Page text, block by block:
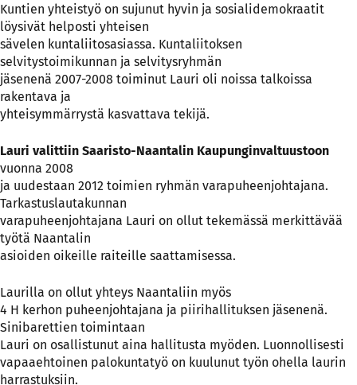
Kuntien yhteistyö on sujunut hyvin ja sosialidemokraatit
löysivät helposti yhteisen
sävelen kuntaliitosasiassa. Kuntaliitoksen
selvitystoimikunnan ja selvitysryhmän
jäsenenä 2007-2008 toiminut Lauri oli noissa talkoissa
rakentava ja
yhteisymmärrystä kasvattava tekijä.
Lauri valittiin Saaristo-Naantalin Kaupunginvaltuustoon
vuonna 2008
ja uudestaan 2012 toimien ryhmän varapuheenjohtajana.
Tarkastuslautakunnan
varapuheenjohtajana Lauri on ollut tekemässä merkittävää
työtä Naantalin
asioiden oikeille raiteille saattamisessa.
Laurilla on ollut yhteys Naantaliin myös
4 H kerhon puheenjohtajana ja piirihallituksen jäsenenä.
Sinibarettien toimintaan
Lauri on osallistunut aina hallitusta myöden. Luonnollisesti
vapaaehtoinen palokuntatyö on kuulunut työn ohella laurin
harrastuksiin.